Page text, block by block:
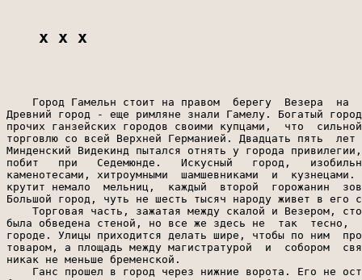
x x x
Город Гамельн стоит на правом  берегу  Везера  на
Древний город - еще римляне знали Гамелу. Богатый
прочих ганзейских городов своими купцами,  что
торговлю со всей Верхней Германией. Двадцать пять
Минденский Видекинд пытался отнять у города
побит   при   Седемюнде.   Искусный   город,
каменотесами, хитроумными  шамшевниками  и
крутит немало  мельниц,  каждый  второй  горожанин
Большой город, чуть не шесть тысяч народу живет в его
Торговая часть, зажатая между скалой и Везером,
была обведена стеной, но все же здесь не  так  тесно,
городе. Улицы приходится делать шире, чтобы по ним
товаром, а площадь между магистратурой  и  собором
никак не меньше бременской.
Ганс прошел в город через нижние ворота. Его не